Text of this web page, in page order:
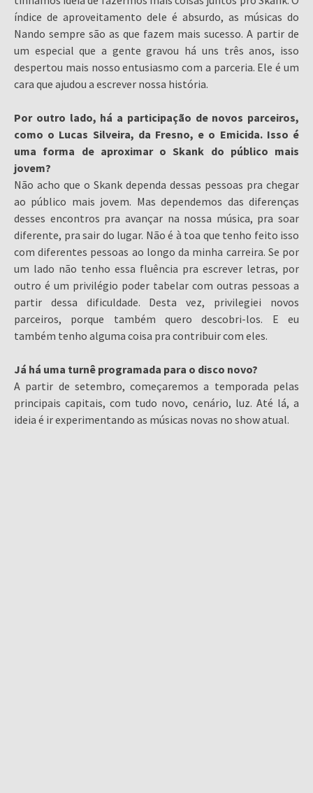
índice de aproveitamento dele é absurdo, as músicas do
Nando sempre são as que fazem mais sucesso. A partir de
um especial que a gente gravou há uns três anos, isso
despertou mais nosso entusiasmo com a parceria. Ele é um
cara que ajudou a escrever nossa história.
Por outro lado, há a participação de novos parceiros,
como o Lucas Silveira, da Fresno, e o Emicida. Isso é
uma forma de aproximar o Skank do público mais
jovem?
Não acho que o Skank dependa dessas pessoas pra chegar
ao público mais jovem. Mas dependemos das diferenças
desses encontros pra avançar na nossa música, pra soar
diferente, pra sair do lugar. Não é à toa que tenho feito isso
com diferentes pessoas ao longo da minha carreira. Se por
um lado não tenho essa fluência pra escrever letras, por
outro é um privilégio poder tabelar com outras pessoas a
partir dessa dificuldade. Desta vez, privilegiei novos
parceiros, porque também quero descobri-los. E eu
também tenho alguma coisa pra contribuir com eles.
Já há uma turnê programada para o disco novo?
A partir de setembro, começaremos a temporada pelas
principais capitais, com tudo novo, cenário, luz. Até lá, a
ideia é ir experimentando as músicas novas no show atual.